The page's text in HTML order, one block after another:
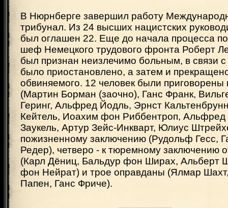
В Нюрнберге завершил работу
трибунал. Из 24 высших нацистских
был оглашен 22. Еще до начала процесса
шеф Немецкого трудового фронта Роберт
был признан неизлечимо больным, в связи
было приостановлено, а затем и
обвиняемого. 12 человек были
(Мартин Борман (заочно), Ганс Франк,
Геринг, Альфред Йодль, Эрнст
Кейтель, Иоахим фон Риббентроп, Альфред
Заукель, Артур Зейс-Инкварт, Юлиус
пожизненному заключению (Рудольф Гесс,
Редер), четверо - к тюремному заключению
(Карл Дёниц, Бальдур фон Ширах, Альберт
фон Нейрат) и трое оправданы (Ялмар
Папен, Ганс Фриче).